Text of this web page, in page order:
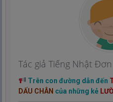
Tác giả Tiếng Nhật
Trên con đường dẫn đến
DẤU CHÂN của những kẻ